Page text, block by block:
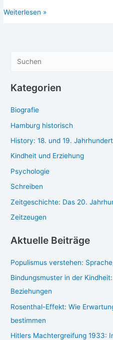
ben
bei
schie­
be­
Aufschieben
Aufschieberitis
Weiterlesen »
c
e
n
Kategorien
Biografie
Hamburg historisch
History: 18. und 19. Jahrhundert
Kindheit und Erziehung
Psychologie
Schreiben
Zeitgeschichte: Das 20.
Zeitzeugen
Aktuelle Beiträge
Populismus verstehen:
Bindungsmuster in der
Beziehungen
Rosenthal-Effekt: Wie
bestimmen
Hitlers Machtergreifung 1933: